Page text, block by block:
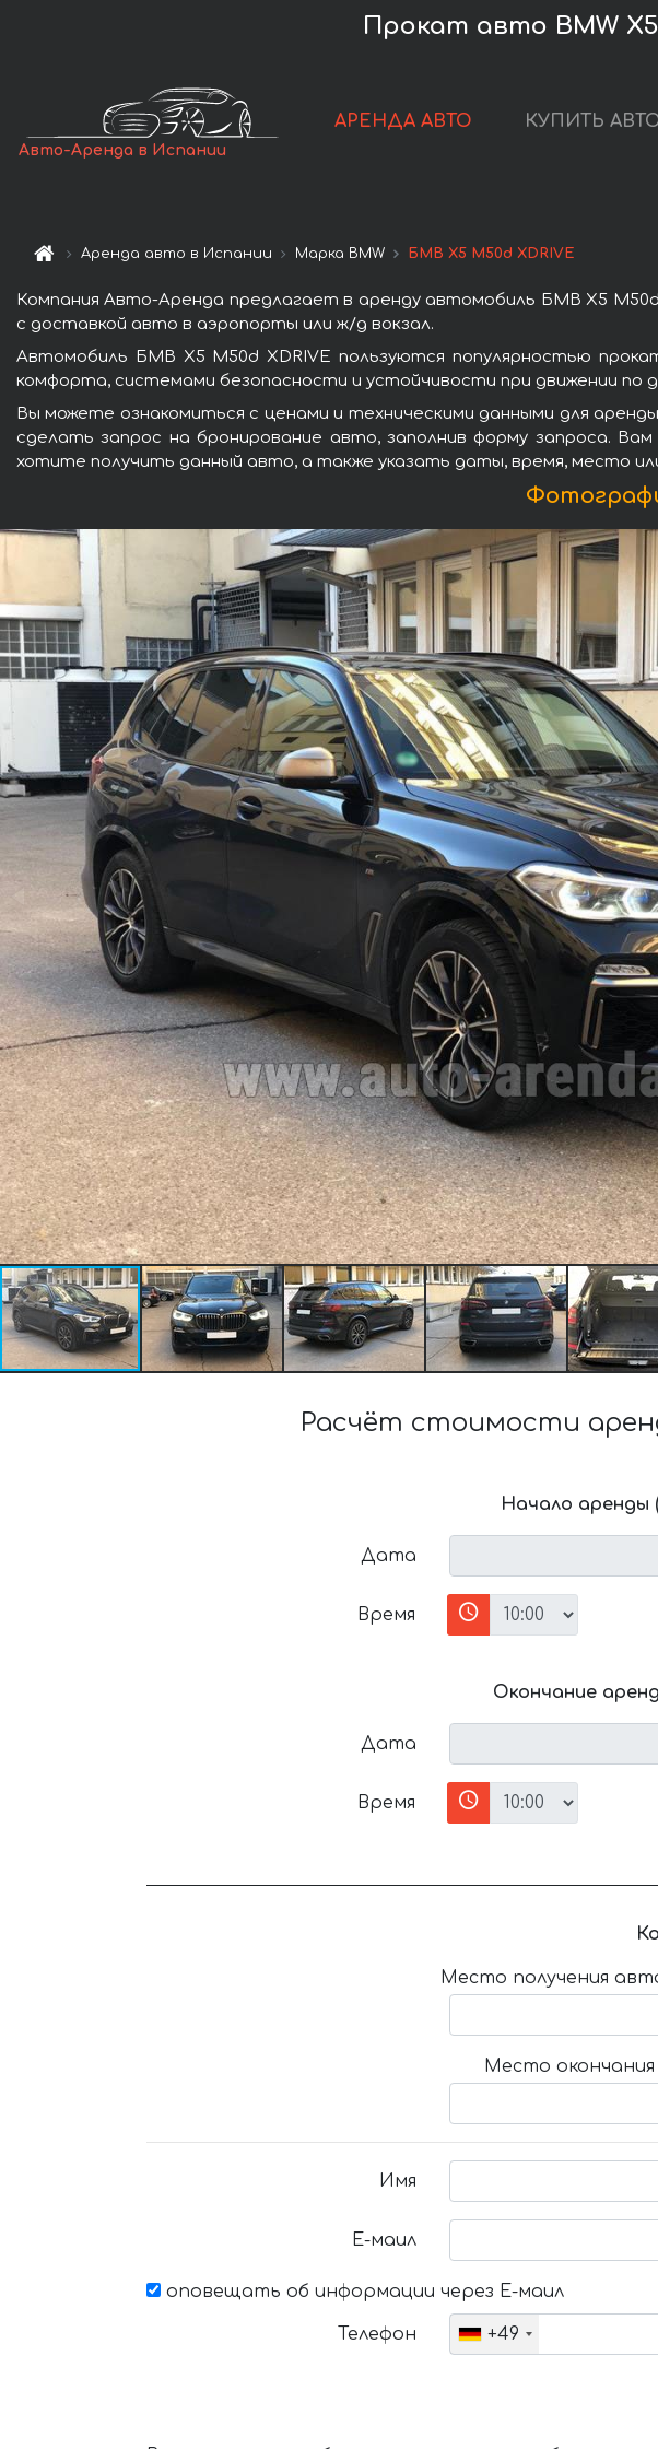
Прокат авто BMW
Авто-Аренда в Испании
АРЕНДА АВТО КУПИТЬ
Аренда авто в Испании Марка BMW БМВ X5 M50d XDRIVE
Компания Авто-Аренда предлагает в аренду автомобиль БМВ X5
с доставкой авто в аэропорты или ж/д вокзал.
Автомобиль БМВ X5 M50d XDRIVE пользуются популярностью
комфорта, системами безопасности и устойчивости при движении по
Вы можете ознакомиться с ценами и техническими данными для
сделать запрос на бронирование авто, заполнив форму запроса.
хотите получить данный авто, а также указать даты, время, место
Расчёт стоимости
Начало аренды
Дата
Время
Окончание
Дата
Время
Место получения
Место
Имя
Е-маил
оповещать об информации через Е-маил
Телефон +49